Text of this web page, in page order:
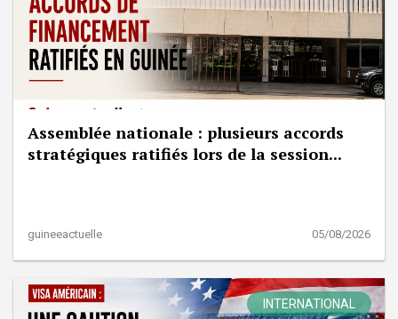
Assemblée nationale : plusieurs accords
stratégiques ratifiés lors de la session...
guineeactuelle 05/08/2026
INTERNATIONAL